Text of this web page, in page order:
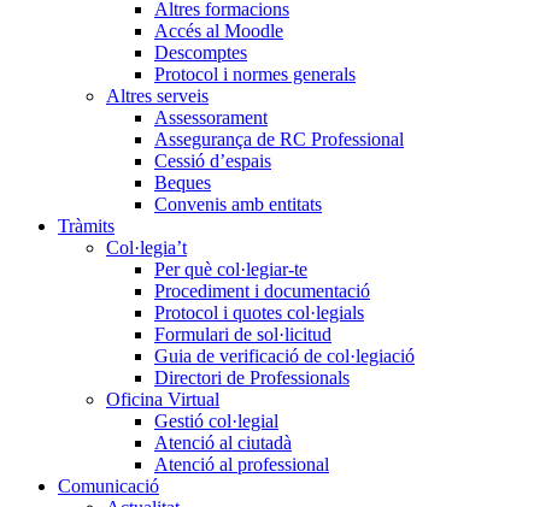
Altres formacions
Accés al Moodle
Descomptes
Protocol i normes generals
Altres serveis
Assessorament
Assegurança de RC Professional
Cessió d’espais
Beques
Convenis amb entitats
Tràmits
Col·legia’t
Per què col·legiar-te
Procediment i documentació
Protocol i quotes col·legials
Formulari de sol·licitud
Guia de verificació de col·legiació
Directori de Professionals
Oficina Virtual
Gestió col·legial
Atenció al ciutadà
Atenció al professional
Comunicació